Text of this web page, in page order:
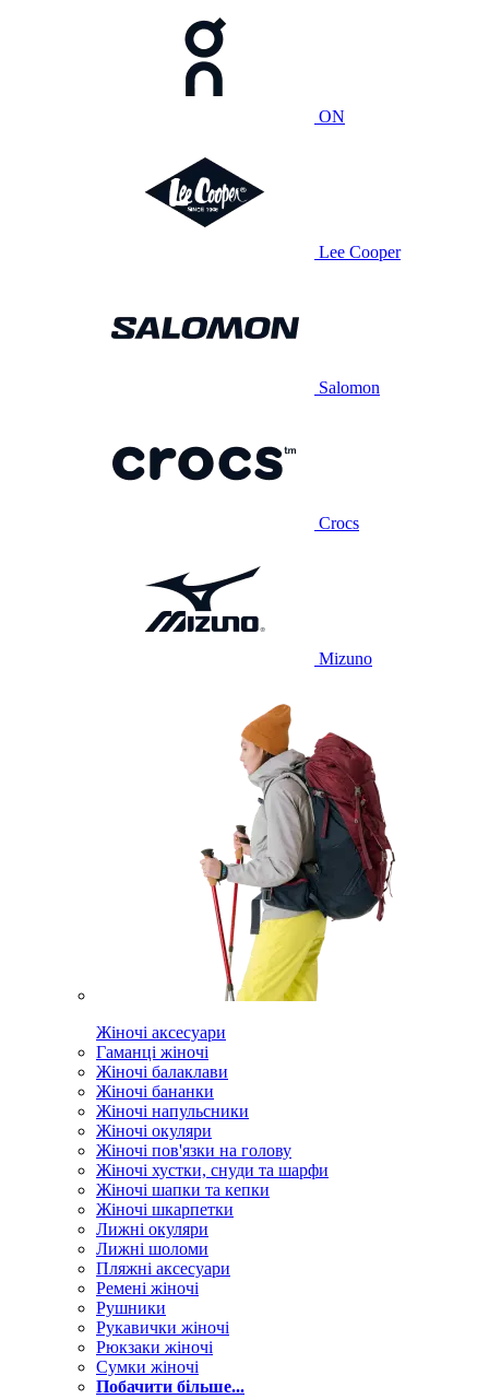
ON
Lee Cooper
Salomon
Crocs
Mizuno
Жіночі аксесуари
Гаманці жіночі
Жіночі балаклави
Жіночі бананки
Жіночі напульсники
Жіночі окуляри
Жіночі пов'язки на голову
Жіночі хустки, снуди та шарфи
Жіночі шапки та кепки
Жіночі шкарпетки
Лижні окуляри
Лижні шоломи
Пляжні аксесуари
Ремені жіночі
Рушники
Рукавички жіночі
Рюкзаки жіночі
Сумки жіночі
Побачити більше...